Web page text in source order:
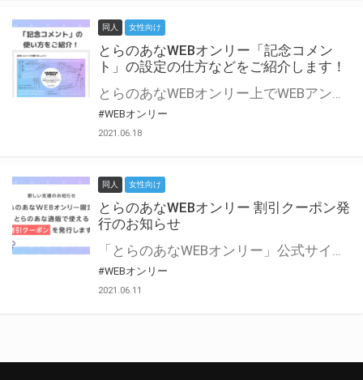
同人 女性向け
とらのあなWEBオンリー「記念コメン
ト」の設定の仕方などをご紹介します！
とらのあなWEBオンリー上でWEBアンソロジーが作成できる「記念コメント」について、その使い方や作成手順を解説します！ 支援タイプを「サークル参加型」「サークル参加型・マルシェ(イベント会場)機能付き」でお申し込みいただいている主催者様はぜひご活用ください♪ とらのあなWEBオンリーサイトはこちら
#WEBオンリー
2021.06.18
同人 女性向け
とらのあなWEBオンリー 割引クーポン発
行のお知らせ
「とらのあなWEBオンリー」公式サイトでとらのあな通販の「割引クーポン」を配布中！ イベントごとに開催当日限定で使える割引クーポンのシリアルコードを発行します。 とらのあなWEBオンリーのページをチェックして、イベント当日にお得にお買い物を楽しみましょう♪ ※本キャンペーンは予告なく終了する場合がございます。 とらのあなWEBオンリーサイトはこちら
#WEBオンリー
2021.06.11